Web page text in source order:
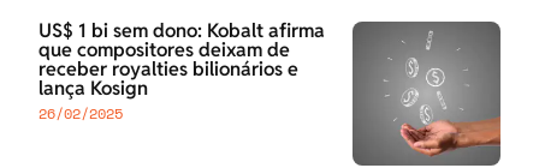
US$ 1 bi sem dono: Kobalt afirma
que compositores deixam de
receber royalties bilionários e
lança Kosign
26/02/2025